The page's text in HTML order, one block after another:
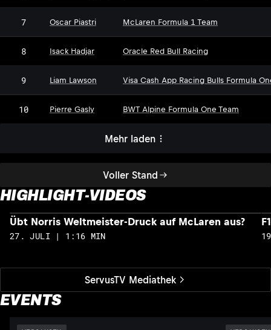
Voller Stand
7 Oscar Piastri McLaren Formula 1 Team
8 Isack Hadjar Oracle Red Bull Racing
9 Liam Lawson Visa Cash App Racing Bulls Formula
10 Pierre Gasly BWT Alpine Formula One Team
Mehr laden
HIGHLIGHT-VIDEOS
ServusTV Mediathek
Übt Norris Weltmeister-Druck auf McLaren aus?
27. JULI | 1:16 MIN
EVENTS